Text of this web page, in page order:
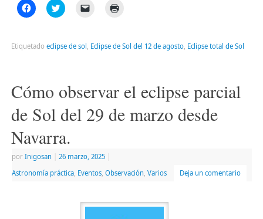
Haz
clic
Facebook
(Se
nueva)
Haz
clic
Twitter
(Se
nueva)
enlace
por
amigo
(Se
en
una
abre
en
Etiquetado eclipse de sol Eclipse de Sol del 12 de agosto, Eclipse total de Sol
Cómo observar el eclipse parcial
de Sol del 29 de marzo desde
Navarra.
por Inigosan 26 marzo, 2025
Astronomía práctica, Eventos, Observación Varios Deja un comentario